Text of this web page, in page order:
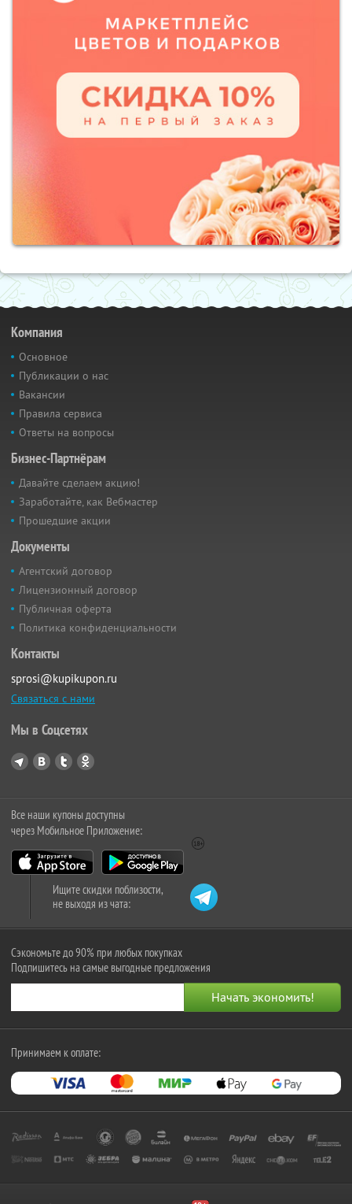
Компания
Основное
Публикации о нас
Вакансии
Правила сервиса
Ответы на вопросы
Бизнес-Партнёрам
Давайте сделаем акцию!
Заработайте, как Вебмастер
Прошедшие акции
Документы
Агентский договор
Лицензионный договор
Публичная оферта
Политика конфиденциальности
Контакты
sprosi@kupikupon.ru
Связаться с нами
Мы в Соцсетях
Все наши купоны доступны
через Мобильное Приложение:
Ищите скидки поблизости,
не выходя из чата:
Сэкономьте до 90% при любых покупках
Подпишитесь на самые выгодные предложения
Принимаем к оплате: